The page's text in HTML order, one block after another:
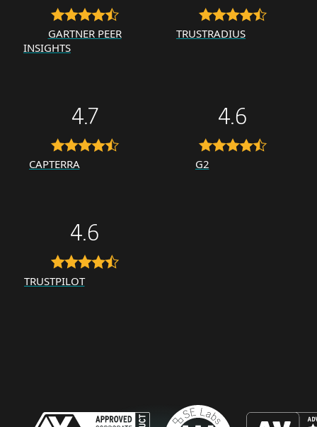
GARTNER PEER
INSIGHTS
TRUSTRADIUS
4.7
CAPTERRA
4.6
G2
4.6
TRUSTPILOT